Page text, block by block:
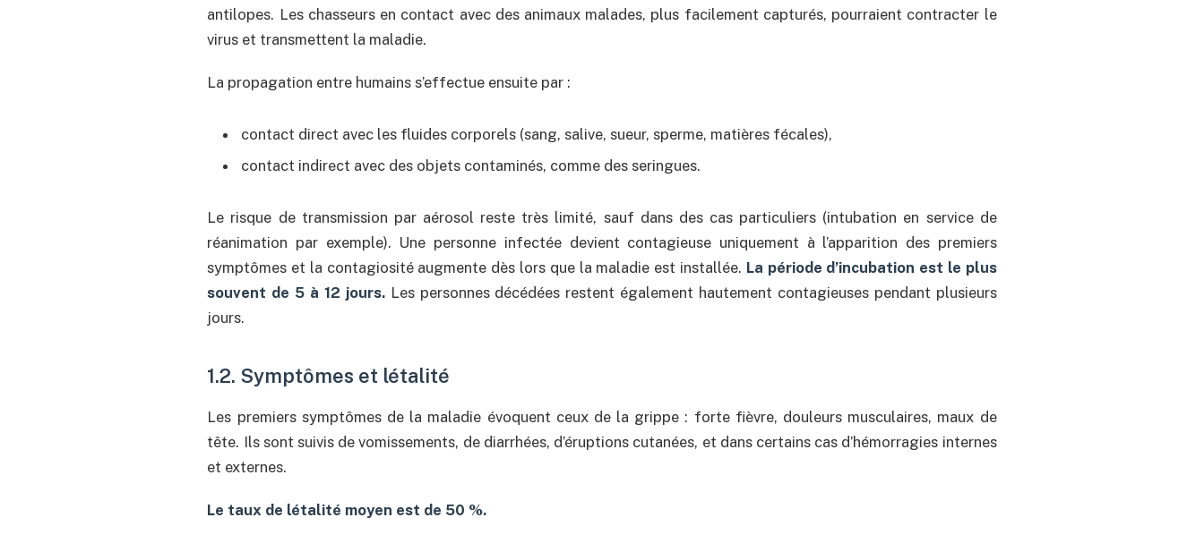
antilopes. Les chasseurs en contact avec des animaux malades, plus facilement capturés, pourraient contracter le
virus et transmettent la maladie.
La propagation entre humains s’effectue ensuite par :
contact direct avec les fluides corporels (sang, salive, sueur, sperme, matières fécales),
contact indirect avec des objets contaminés, comme des seringues.
Le risque de transmission par aérosol reste très limité, sauf dans des cas particuliers (intubation en service de
réanimation par exemple). Une personne infectée devient contagieuse uniquement à l’apparition des premiers
symptômes et la contagiosité augmente dès lors que la maladie est installée. La période d’incubation est le plus
souvent de 5 à 12 jours.Les personnes décédées restent également hautement contagieuses pendant plusieurs
jours.
1.2. Symptômes et létalité
Les premiers symptômes de la maladie évoquent ceux de la grippe : forte fièvre, douleurs musculaires, maux de
tête. Ils sont suivis de vomissements, de diarrhées, d’éruptions cutanées, et dans certains cas d’hémorragies internes
et externes.
Le taux de létalité moyen est de 50 %.